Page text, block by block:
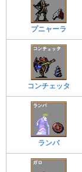
プニャーラ
コンチェッタ
ランバ